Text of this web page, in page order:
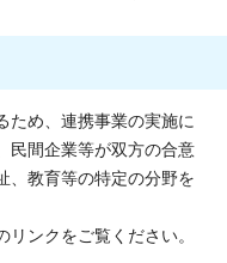
ため、連携事業の実施に
民間企業等が双方の合意
、教育等の特定の分野を
ンクをご覧ください。